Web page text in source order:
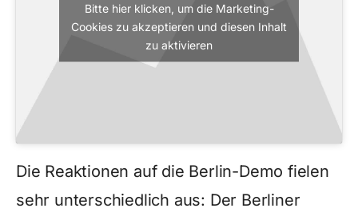
Bitte hier klicken, um die Marketing-
Cookies zu akzeptieren und diesen Inhalt
zu aktivieren
Die Reaktionen auf die Berlin-Demo fielen
sehr unterschiedlich aus: Der Berliner